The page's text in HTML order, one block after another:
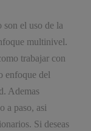
son el uso de la
multinivel.
trabajar con
enfoque del
Ademas
a paso, asi
Si deseas